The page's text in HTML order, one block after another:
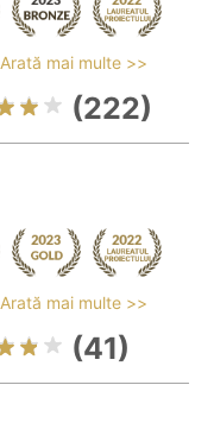
Arată mai multe >>
(222)
Arată mai multe >>
(41)